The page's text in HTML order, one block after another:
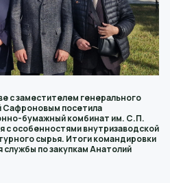
с заместителем генерального
Сафроновым посетила
бумажный комбинат им. С.П.
с особенностями внутризаводской
сырья. Итоги командировки
службы по закупкам Анатолий